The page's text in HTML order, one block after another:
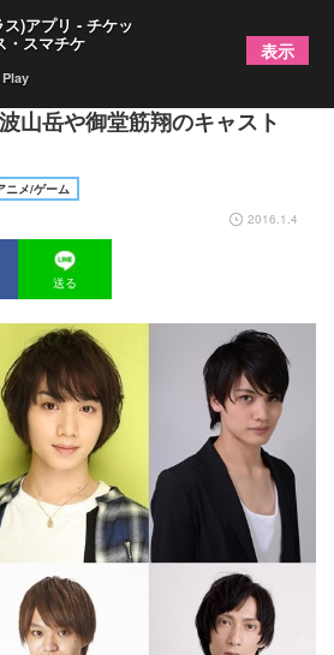
3月の新作公演より、キャスト
岳や御堂筋翔のキャスト
ニメ/ゲーム
2016.1.4
送る
)アプリ - チケッ
・スマチケ 表示